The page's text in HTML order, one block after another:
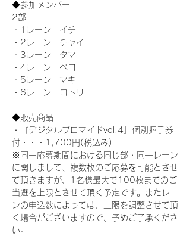
◆参加メンバー
2部
・1レーン　イチ
・2レーン　チャイ
・3レーン　タマ
・4レーン　ペロ
・5レーン　マキ
・6レーン　コトリ
◆販売商品
・『デジタルブロマイドvol.4』個別握手券
付・・・1,700円(税込み)
※同一応募期間における同じ部・同一レーン
に関しまして、複数枚のご応募を可能とさせ
て頂きますが、1名様最大で100枚までのご
当選を上限とさせて頂く予定です。またレー
ンの申込数によっては、上限を調整させて頂
く場合がございますので、予めご了承くださ
い。